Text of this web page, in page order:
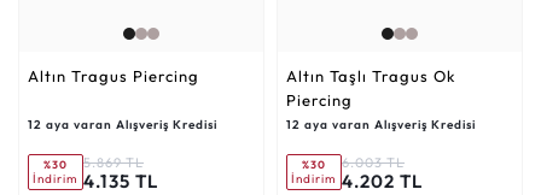
Altın Tragus Piercing
12 aya varan Alışveriş Kredisi
%30
İndirim
5.869 TL
4.135 TL
Altın Taşlı Tragus Ok
Piercing
12 aya varan Alışveriş Kredisi
%30
İndirim
6.003 TL
4.202 TL